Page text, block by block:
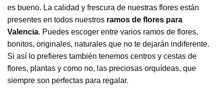
es bueno. La calidad y frescura de nuestras flores están
presentes en todos nuestros ramos de flores para
Valencia. Puedes escoger entre varios ramos de flores,
bonitos, originales, naturales que no te dejarán indiferente.
Si así lo prefieres también tenemos centros y cestas de
flores, plantas y como no, las preciosas orquídeas, que
siempre son perfectas para regalar.